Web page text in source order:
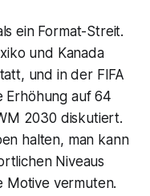
ein Format-Streit.
und Kanada
und in der FIFA
auf 64
2030 diskutiert.
halten, man kann
Niveaus
Motive vermuten.